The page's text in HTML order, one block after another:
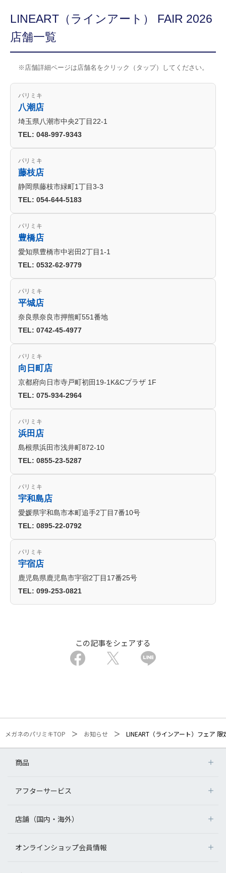
LINEART（ラインアート） FAIR 2026
店舗一覧
※店舗詳細ページは店舗名をクリック（タップ）してください。
パリミキ
八潮店
埼玉県八潮市中央2丁目22-1
TEL: 048-997-9343
パリミキ
藤枝店
静岡県藤枝市緑町1丁目3-3
TEL: 054-644-5183
パリミキ
豊橋店
愛知県豊橋市中岩田2丁目1-1
TEL: 0532-62-9779
パリミキ
平城店
奈良県奈良市押熊町551番地
TEL: 0742-45-4977
パリミキ
向日町店
京都府向日市寺戸町初田19-1K&Cプラザ 1F
TEL: 075-934-2964
パリミキ
浜田店
島根県浜田市浅井町872-10
TEL: 0855-23-5287
パリミキ
宇和島店
愛媛県宇和島市本町追手2丁目7番10号
TEL: 0895-22-0792
パリミキ
宇宿店
鹿児島県鹿児島市宇宿2丁目17番25号
TEL: 099-253-0821
この記事をシェアする
メガネのパリミキTOP お知らせ LINEART（ラインアート）フェア
商品
アフターサービス
店舗（国内・海外）
オンラインショップ会員情報